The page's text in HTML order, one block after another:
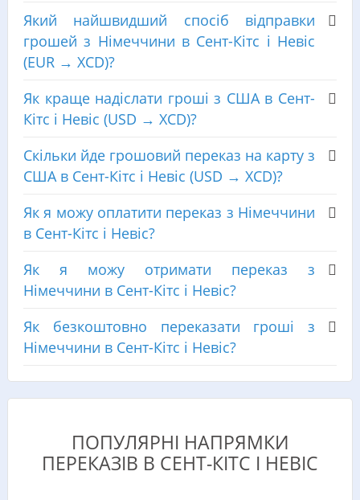
Який найшвидший спосіб відправки
грошей з Німеччини в Сент-Кітс і Невіс
(EUR → XCD)?
Як краще надіслати гроші з США в Сент-
Кітс і Невіс (USD → XCD)?
Скільки йде грошовий переказ на карту з
США в Сент-Кітс і Невіс (USD → XCD)?
Як я можу оплатити переказ з Німеччини
в Сент-Кітс і Невіс?
Як я можу отримати переказ з
Німеччини в Сент-Кітс і Невіс?
Як безкоштовно переказати гроші з
Німеччини в Сент-Кітс і Невіс?
ПОПУЛЯРНІ НАПРЯМКИ
ПЕРЕКАЗІВ В СЕНТ-КІТС І НЕВІС